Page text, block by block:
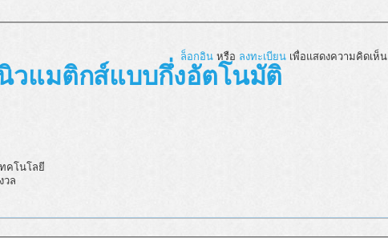
ล็อกอินหรือ ลงทะเบียนเพื่อแสดงความคิดเห็น
วแมติกส์แบบกึ่งอัตโนมัติ
คโนโลยี
วล